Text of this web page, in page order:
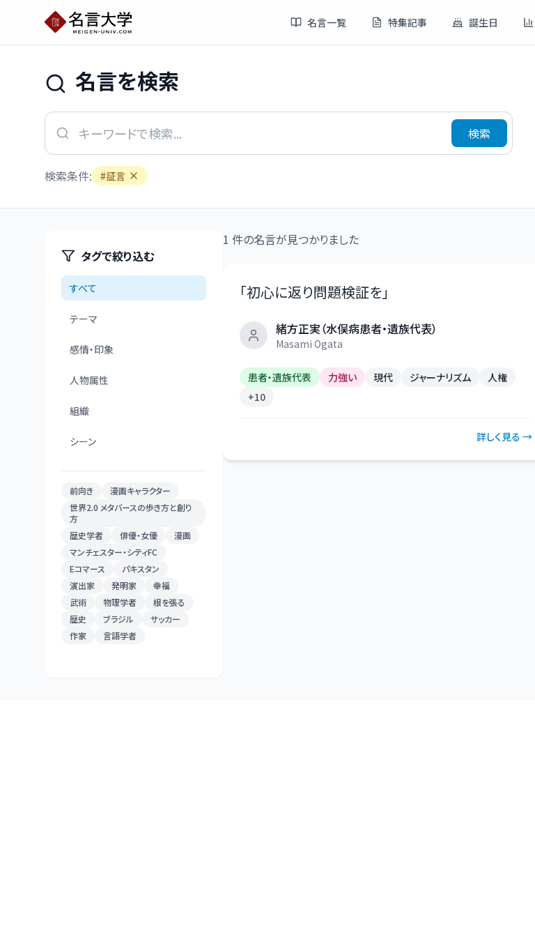
名言一覧 特集記事 誕生日
名言を検索
検索
検索条件: #証言
タグで絞り込む
すべて
テーマ
感情・印象
人物属性
組織
シーン
前向き
漫画キャラクター
世界2.0 メタバースの歩き方と創り
方
歴史学者
俳優・女優
漫画
マンチェスター・シティFC
Eコマース
パキスタン
演出家
発明家
幸福
武術
物理学者
根を張る
歴史
ブラジル
サッカー
作家
言語学者
1 件の名言が見つかりました
「初心に返り問題検証を」
緒方正実（水俣病患者・遺族代表）
Masami Ogata
患者・遺族代表 力強い 現代 ジャーナリズム
人権
+10
詳しく見る →